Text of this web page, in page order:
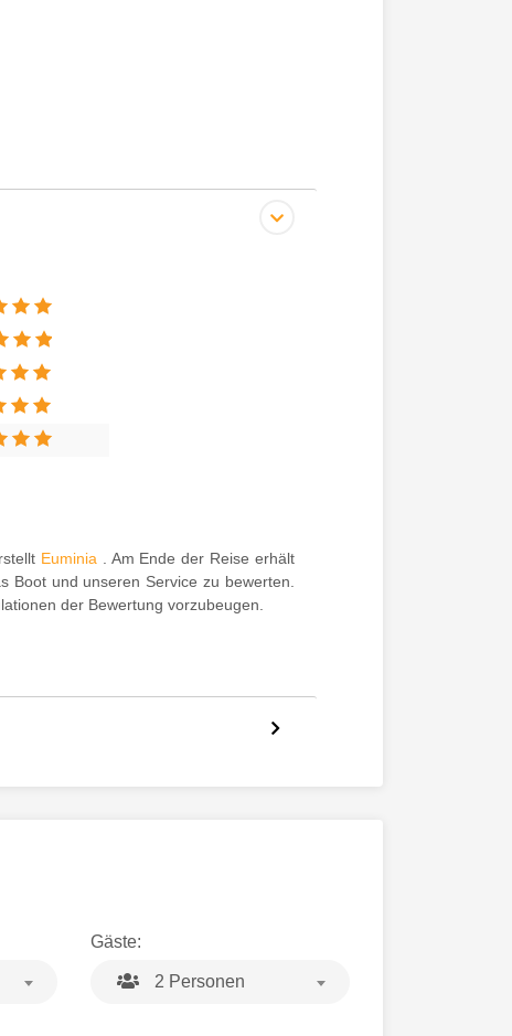
Euminia
. Am Ende der Reise erhält
Boot und unseren Service zu bewerten.
der Bewertung vorzubeugen.
Gäste:
2 Personen